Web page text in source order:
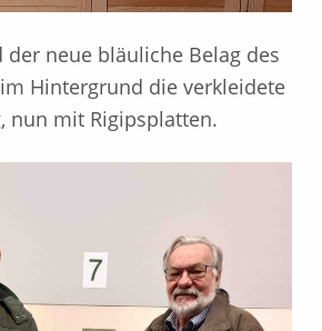
neue bläuliche Belag des
Hintergrund die verkleidete
nun mit Rigipsplatten.